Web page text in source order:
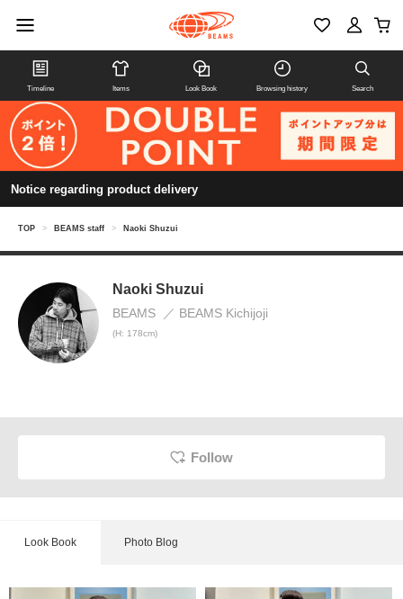
Timeline Items Look Book Browsing history Search
Notice regarding product delivery
TOP > BEAMS staff > Naoki Shuzui
Naoki Shuzui
BEAMS BEAMS Kichijoji
(H: 178cm)
Follow
Look Book Photo Blog